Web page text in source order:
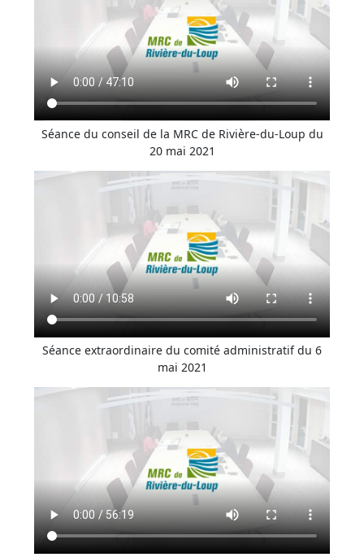
Séance du conseil de la MRC de Rivière-du-Loup du
20 mai 2021
Séance extraordinaire du comité administratif du 6
mai 2021